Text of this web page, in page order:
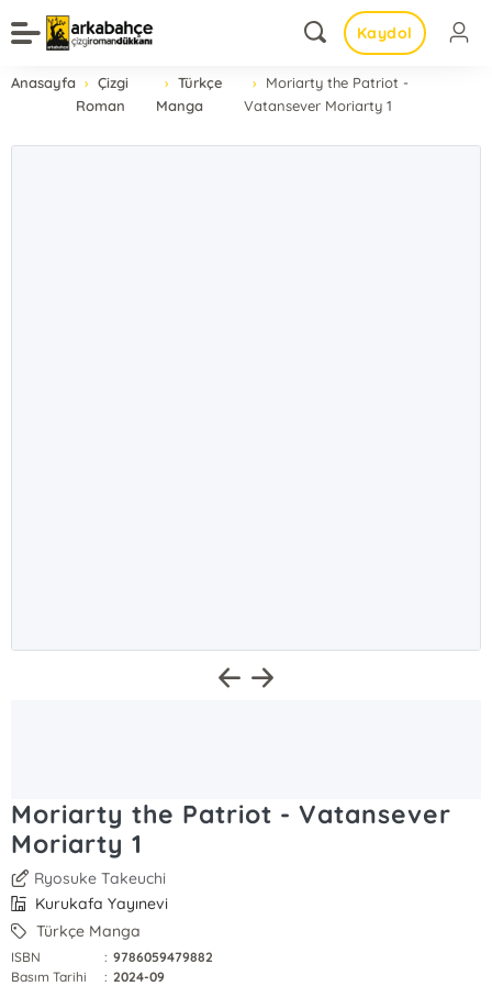
Kaydol
Anasayfa
Çizgi
Roman
Türkçe
Manga
Moriarty the Patriot -
Vatansever Moriarty 1
Moriarty the Patriot - Vatansever
Moriarty 1
Ryosuke Takeuchi
Kurukafa Yayınevi
Türkçe Manga
ISBN : 9786059479882
Basım Tarihi
: 2024-09